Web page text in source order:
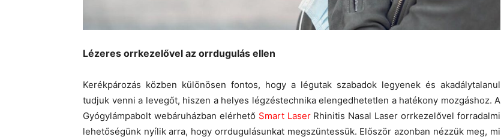
Lézeres orrkezelővel az orrdugulás ellen
Kerékpározás közben különösen fontos, hogy a légutak szabadok legyenek és akadálytalanul
tudjuk venni a levegőt, hiszen a helyes légzéstechnika elengedhetetlen a hatékony mozgáshoz. A
Gyógylámpabolt webáruházban elérhető Smart LaserRhinitis Nasal Laser orrkezelővel forradalmi
lehetőségünk nyílik arra, hogy orrdugulásunkat megszüntessük. Először azonban nézzük meg, mi